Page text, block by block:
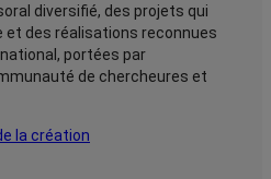
diversifié, des projets qui
et des réalisations reconnues
portées par
de chercheures et
la création